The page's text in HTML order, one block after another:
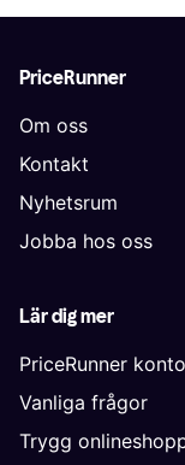
PriceRunner
Om oss
Kontakt
Nyhetsrum
Jobba hos oss
Lär dig mer
PriceRunner konto
Vanliga frågor
Trygg